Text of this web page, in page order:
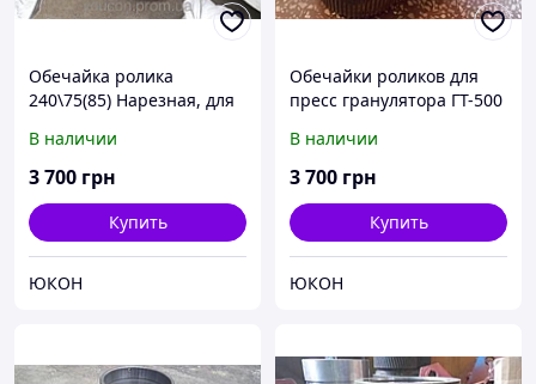
Обечайка ролика
240\75(85) Нарезная, для
В наличии
3 700 грн
Купить
ЮКОН
Обечайки роликов для
пресс гранулятора ГТ-500
В наличии
3 700 грн
Купить
ЮКОН